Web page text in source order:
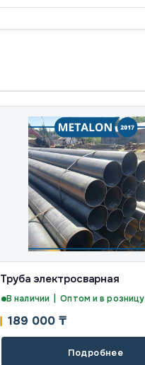
Труба электросварная
В наличии | Оптом и в розницу
189 000 ₸
Подробнее